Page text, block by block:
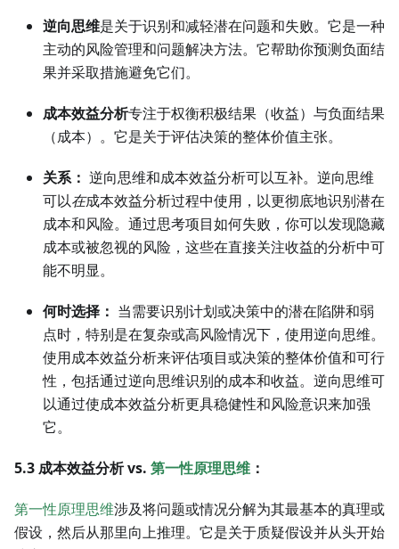
逆向思维是关于识别和减轻潜在问题和失败。它是一种
主动的风险管理和问题解决方法。它帮助你预测负面结
果并采取措施避免它们。
成本效益分析专注于权衡积极结果（收益）与负面结果
（成本）。它是关于评估决策的整体价值主张。
关系： 逆向思维和成本效益分析可以互补。逆向思维
可以在成本效益分析过程中使用，以更彻底地识别潜在
成本和风险。通过思考项目如何失败，你可以发现隐藏
成本或被忽视的风险，这些在直接关注收益的分析中可
能不明显。
何时选择： 当需要识别计划或决策中的潜在陷阱和弱
点时，特别是在复杂或高风险情况下，使用逆向思维。
使用成本效益分析来评估项目或决策的整体价值和可行
性，包括通过逆向思维识别的成本和收益。逆向思维可
以通过使成本效益分析更具稳健性和风险意识来加强
它。
5.3 成本效益分析 vs. 第一性原理思维 ：
第一性原理思维涉及将问题或情况分解为其最基本的真理或
假设，然后从那里向上推理。它是关于质疑假设并从头开始